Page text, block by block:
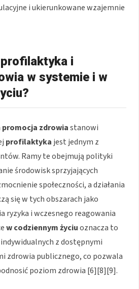
i ukierunkowane wzajemnie
i
w systemie i w
promocja zdrowiastanowi
profilaktykajest jednym z
Ramy te obejmują polityki
środowisk sprzyjających
społeczności, a działania
się w tych obszarach jako
ryzyka i wczesnego reagowania
w codziennym życiuoznacza to
z dostępnymi
zdrowia publicznego, co pozwala
poziom zdrowia [6][8][9].